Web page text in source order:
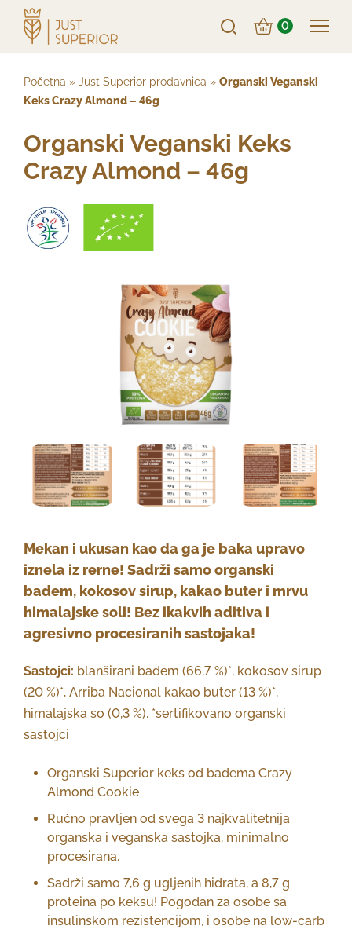
0
Početna » Just Superior prodavnica » Organski Veganski
Keks Crazy Almond – 46g
Organski Veganski Keks
Crazy Almond – 46g
Mekan i ukusan kao da ga je baka upravo
iznela iz rerne! Sadrži samo organski
badem, kokosov sirup, kakao buter i mrvu
himalajske soli! Bez ikakvih aditiva i
agresivno procesiranih sastojaka!
Sastojci: blanširani badem (66,7 %)*, kokosov sirup
(20 %)*, Arriba Nacional kakao buter (13 %)*,
himalajska so (0,3 %). *sertifikovano organski
sastojci
Organski Superior keks od badema Crazy
Almond Cookie
Ručno pravljen od svega 3 najkvalitetnija
organska i veganska sastojka, minimalno
procesirana.
Sadrži samo 7,6 g ugljenih hidrata, a 8,7 g
proteina po keksu! Pogodan za osobe sa
insulinskom rezistencijom, i osobe na low-carb